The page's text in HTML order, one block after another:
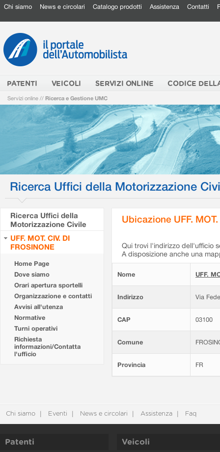
Chi siamo News e circolari Catalogo prodotti Assistenza Contatti
PATENTI VEICOLI SERVIZI ONLINE CODICE
Servizi online // Ricerca e Gestione UMC
Ricerca Uffici della Motorizzazione
Ricerca Uffici della
Motorizzazione Civile
UFF. MOT. CIV. DI
FROSINONE
Home Page
Dove siamo
Orari apertura sportelli
Organizzazione e contatti
Avvisi all'utenza
Normative
Turni operativi
Richiesta
informazioni/Contatta
l'ufficio
Ubicazione UFF.
Qui trovi l'indirizzo dell'ufficio
A disposizione anche una
Nome UFF.
Indirizzo Via
CAP 03100
Comune
Provincia FR
Chi siamo Eventi News e circolari Assistenza Faq
Patenti Veicoli